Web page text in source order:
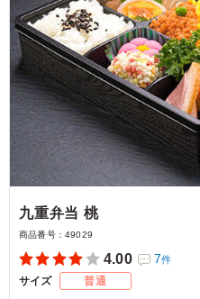
九重弁当 桃
商品番号： 49029
4.00 7件
サイズ 普通